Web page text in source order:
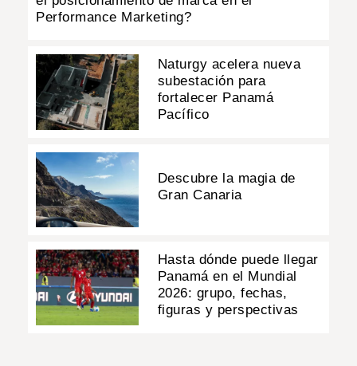
Performance Marketing?
Naturgy acelera nueva
subestación para
fortalecer Panamá
Pacífico
Descubre la magia de
Gran Canaria
Hasta dónde puede llegar
Panamá en el Mundial
2026: grupo, fechas,
figuras y perspectivas